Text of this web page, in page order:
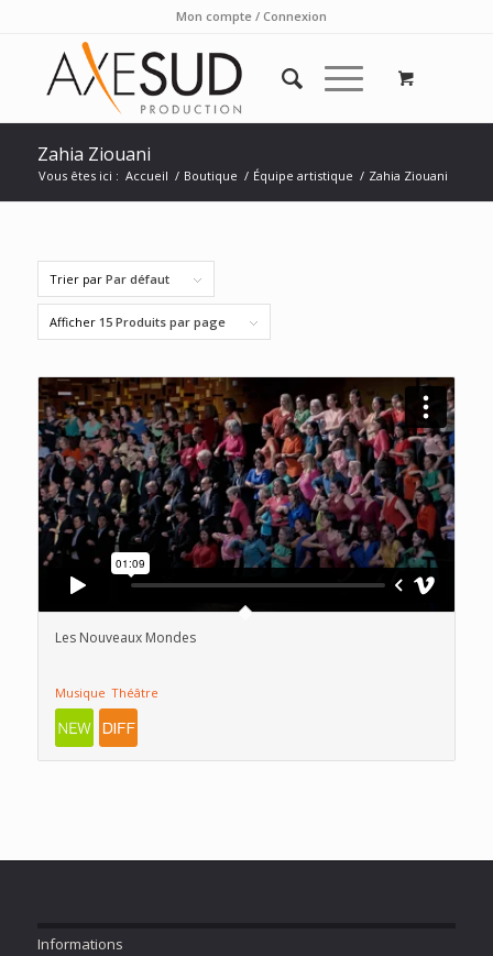
Mon compte / Connexion
Zahia Ziouani
Vous êtes ici : Accueil / Boutique / Équipe artistique / Zahia Ziouani
Trier par Par défaut
Afficher 15 Produits par page
Les Nouveaux Mondes
Musique Théâtre
Informations